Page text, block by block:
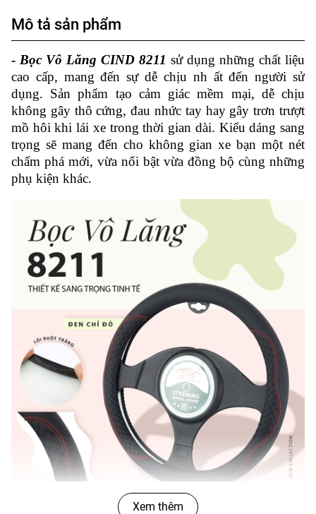
Mô tả sản phẩm
- Bọc Vô Lăng CIND 8211 sử dụng những chất liệu
cao cấp, mang đến sự dễ chịu nh ất đến người sử
dụng. Sản phẩm tạo cảm giác mềm mại, dễ chịu
không gây thô cứng, đau nhức tay hay gây trơn trượt
mồ hôi khi lái xe trong thời gian dài. Kiểu dáng sang
trọng sẽ mang đến cho không gian xe bạn một nét
chấm phá mới, vừa nổi bật vừa đồng bộ cùng những
phụ kiện khác.
Xem thêm